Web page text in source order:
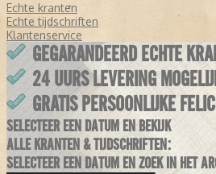
Echte kranten
Echte tijdschriften
Klantenservice
GEGARANDEERD ECHTE
24 UURS LEVERING
GRATIS PERSOONLIJKE
SELECTEER EEN DATUM EN BEKIJK
ALLE KRANTEN & TIJDSCHRIFTEN:
SELECTEER EEN DATUM EN ZOEK IN HET